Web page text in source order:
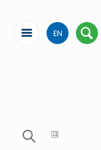
EN
Recherche
Liste